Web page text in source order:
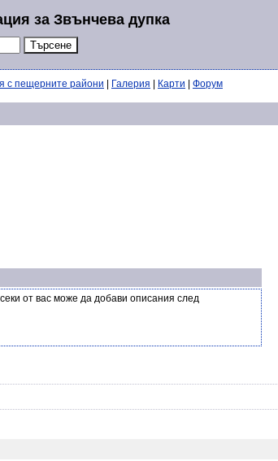
за Звънчева дупка
с пещерните райони Галерия Карти Форум
от вас може да добави описания след